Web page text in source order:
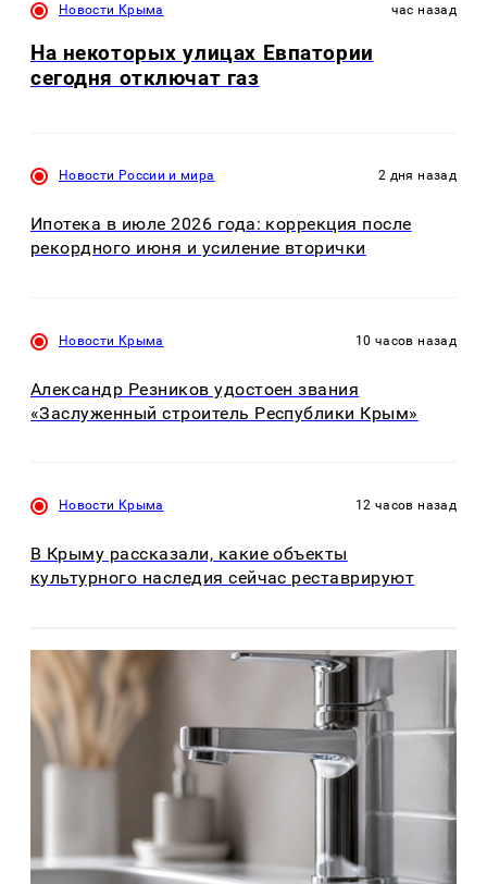
Новости Крыма час назад
На некоторых улицах Евпатории
сегодня отключат газ
Новости России и мира 2 дня назад
Ипотека в июле 2026 года: коррекция после
рекордного июня и усиление вторички
Новости Крыма 10 часов назад
Александр Резников удостоен звания
«Заслуженный строитель Республики Крым»
Новости Крыма 12 часов назад
В Крыму рассказали, какие объекты
культурного наследия сейчас реставрируют